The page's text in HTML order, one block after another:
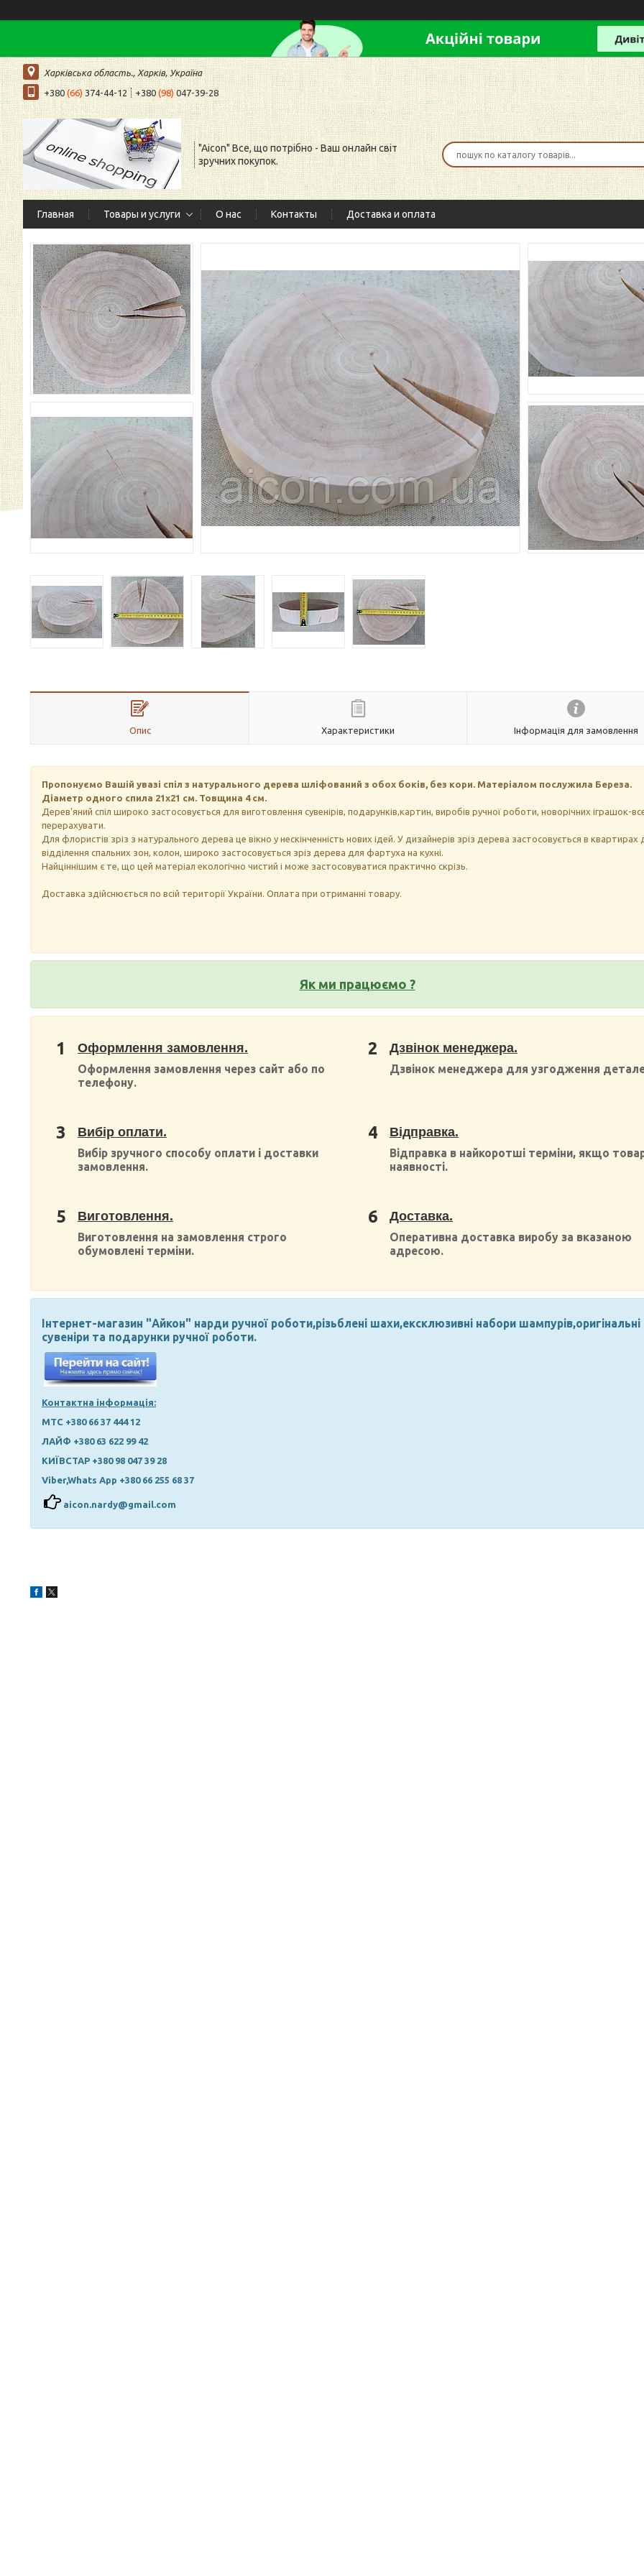
Харківська область., Харків, Україна
+380 (66) 374-44-12 +380(98)047-39-28
"Aicon" Все, що потрібно - Ваш онлайн світ
зручних покупок.
Главная Товары и услуги О нас Контакты Доставка и оплата
Опис Характеристики Інформація для замовлення
Пропонуємо Вашій увазі спіл з натурального дерева шліфований з обох боків, без кори. Матеріалом послужила Береза.
Діаметр одного спила 21х21 см. Товщина 4 см.
Дерев'яний спіл широко застосовується для виготовлення сувенірів, подарунків,картин, виробів ручної роботи, новорічних іграшок-
перерахувати.
Для флористів зріз з натурального дерева це вікно у нескінченність нових ідей. У дизайнерів зріз дерева застосовується в квартирах
відділення спальних зон, колон, широко застосовується зріз дерева для фартуха на кухні.
Найціннішим є те, що цей матеріал екологічно чистий і може застосовуватися практично скрізь.
Доставка здійснюється по всій території України. Оплата при отриманні товару.
Як ми працюємо ?
1 Оформлення замовлення.
Оформлення замовлення через сайт або по
телефону.
2 Дзвінок менеджера.
Дзвінок менеджера для узгодження
3 Вибір оплати.
Вибір зручного способу оплати і доставки
замовлення.
4 Відправка.
Відправка в найкоротші терміни, якщо
наявності.
5 Виготовлення.
Виготовлення на замовлення строго
обумовлені терміни.
6 Доставка.
Оперативна доставка виробу за вказаною
адресою.
Інтернет-магазин "Айкон" нарди ручної роботи,різьблені шахи,ексклюзивні набори шампурів,оригінальні
сувеніри та подарунки ручної роботи.
Контактна інформація:
МТС +380 66 37 444 12
ЛАЙФ +380 63 622 99 42
КИЇВСТАР +380 98 047 39 28
Viber,Whats App +380 66 255 68 37
aicon.nardy@gmail.com